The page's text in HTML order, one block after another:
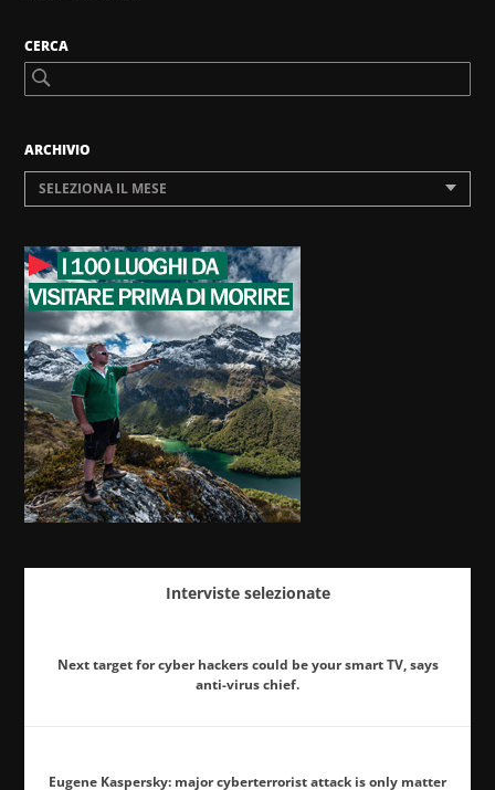
CERCA
ARCHIVIO
SELEZIONA IL MESE
Interviste selezionate
Next target for cyber hackers could be your smart TV, says
anti-virus chief.
Eugene Kaspersky: major cyberterrorist attack is only matter